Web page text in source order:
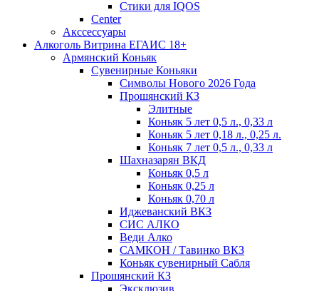
Стики для IQOS
Сenter
Акссессуары
Алкоголь Витрина ЕГАИС 18+
Армянский Коньяк
Сувенирные Коньяки
Символы Нового 2026 Года
Прошянский КЗ
Элитные
Коньяк 5 лет 0,5 л., 0,33 л
Коньяк 5 лет 0,18 л., 0,25 л.
Коньяк 7 лет 0,5 л., 0,33 л
Шахназарян ВКД
Коньяк 0,5 л
Коньяк 0,25 л
Коньяк 0,70 л
Иджеванский ВКЗ
СИС АЛКО
Веди Алко
САМКОН / Тавинко ВКЗ
Коньяк сувенирный Сабля
Прошянский КЗ
Эксклюзив